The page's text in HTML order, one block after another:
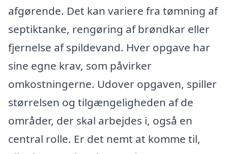
afgørende. Det kan variere fra tømning af
septiktanke, rengøring af brøndkar eller
fjernelse af spildevand. Hver opgave har
sine egne krav, som påvirker
omkostningerne. Udover opgaven, spiller
størrelsen og tilgængeligheden af de
områder, der skal arbejdes i, også en
central rolle. Er det nemt at komme til,